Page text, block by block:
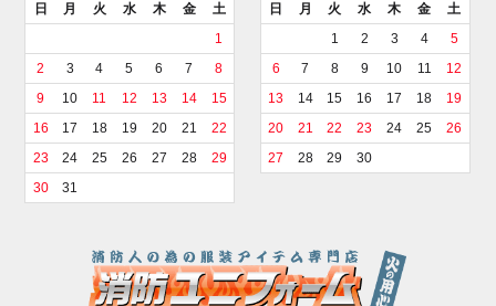
日 月 火 水 木 金
土
1
2
3 4 5 6 7
8
9
10 11 12 13 14
15
16
17 18 19 20 21
22
23
24 25 26 27 28
29
30
31
日 月 火 水 木 金
土
1
2 3 4
5
6
7 8 9 10 11
12
13
14 15 16 17 18
19
20
21 22 23 24 25
26
27
28 29 30